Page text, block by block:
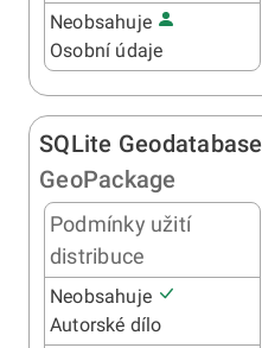
Neobsahuje
Osobní údaje
SQLite Geodatabase
GeoPackage
Podmínky užití
distribuce
Neobsahuje
Autorské dílo